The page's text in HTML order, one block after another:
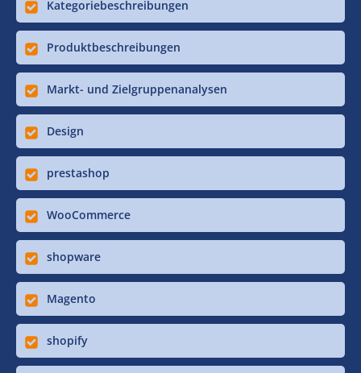
Kategoriebeschreibungen
Produktbeschreibungen
Markt- und Zielgruppenanalysen
Design
prestashop
WooCommerce
shopware
Magento
shopify